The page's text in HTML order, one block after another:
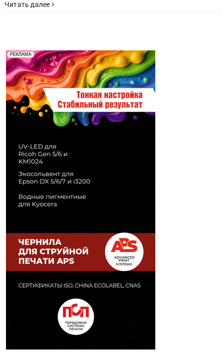
Читать далее
РЕКЛАМА
Реклама. Рекламодатель ООО "Передовые Системы
Печати" erid: 2SDnjd2d4Qz